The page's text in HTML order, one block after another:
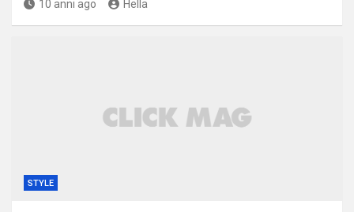
10 anni ago Hella
STYLE